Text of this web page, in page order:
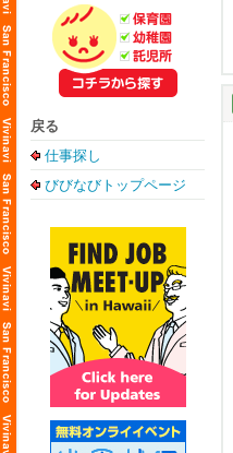
戻る
仕事探し
びびなびトップページ